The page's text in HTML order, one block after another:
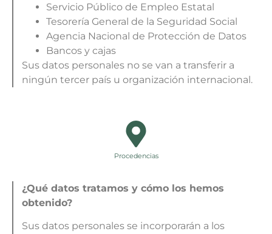
Servicio Público de Empleo Estatal
Tesorería General de la Seguridad Social
Agencia Nacional de Protección de Datos
Bancos y cajas
Sus datos personales no se van a transferir a
ningún tercer país u organización internacional.
Procedencias
¿Qué datos tratamos y cómo los hemos
obtenido?
Sus datos personales se incorporarán a los